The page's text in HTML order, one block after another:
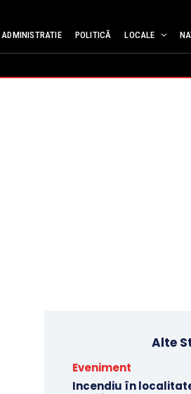
ADMINISTRATIE POLITICĂ LOCALE
Alte
Eveniment
Incendiu în